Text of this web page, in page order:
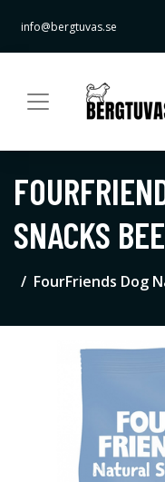
info@bergtuvas.se
SNACKS
FourFriends Dog